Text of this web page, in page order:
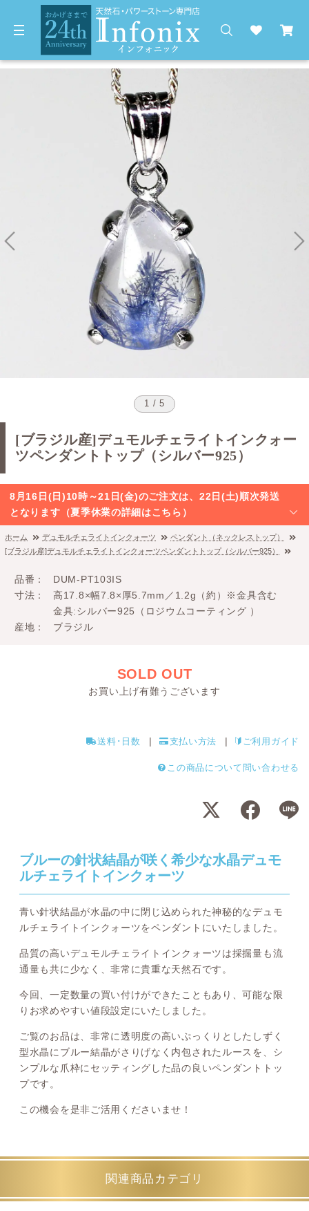
1 / 5
[ブラジル産]デュモルチェライトインクォー
ツペンダントトップ（シルバー925）
8月16日(日)10時～21日(金)のご注文は、22日(土)順次発送
となります（夏季休業の詳細はこちら）
ホーム デュモルチェライトインクォーツ
ペンダント（ネックレストップ）
[ブラジル産]デュモルチェライトインクォーツペンダントトップ（シルバー925）
品番
DUM-PT103IS
寸法
高17.8×幅7.8×厚5.7mm／1.2g（約）※金具含む
金具:シルバー925（ロジウムコーティング ）
産地
ブラジル
SOLD OUT
お買い上げ有難うございます
送料･日数 支払い方法 ご利用ガイド
この商品について問い合わせる
ブルーの針状結晶が咲く希少な水晶デュモ
ルチェライトインクォーツ
青い針状結晶が水晶の中に閉じ込められた神秘的なデュモ
ルチェライトインクォーツをペンダントにいたしました。
品質の高いデュモルチェライトインクォーツは採掘量も流
通量も共に少なく、非常に貴重な天然石です。
今回、一定数量の買い付けができたこともあり、可能な限
りお求めやすい値段設定にいたしました。
ご覧のお品は、非常に透明度の高いぷっくりとしたしずく
型水晶にブルー結晶がさりげなく内包されたルースを、シ
ンプルな爪枠にセッティングした品の良いペンダントトッ
プです。
この機会を是非ご活用くださいませ！
関連商品カテゴリ